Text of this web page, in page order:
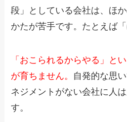
段」としている会社は、ほ
かたが苦手です。たとえば「
「おこられるからやる」と
が育ちません。 自発的な思
ネジメントがない会社に人
す。